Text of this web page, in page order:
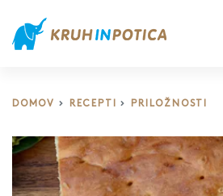
DOMOV RECEPTI PRILOŽNOSTI